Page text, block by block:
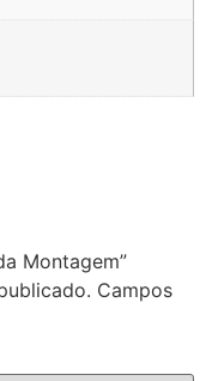
Montagem”
Campos